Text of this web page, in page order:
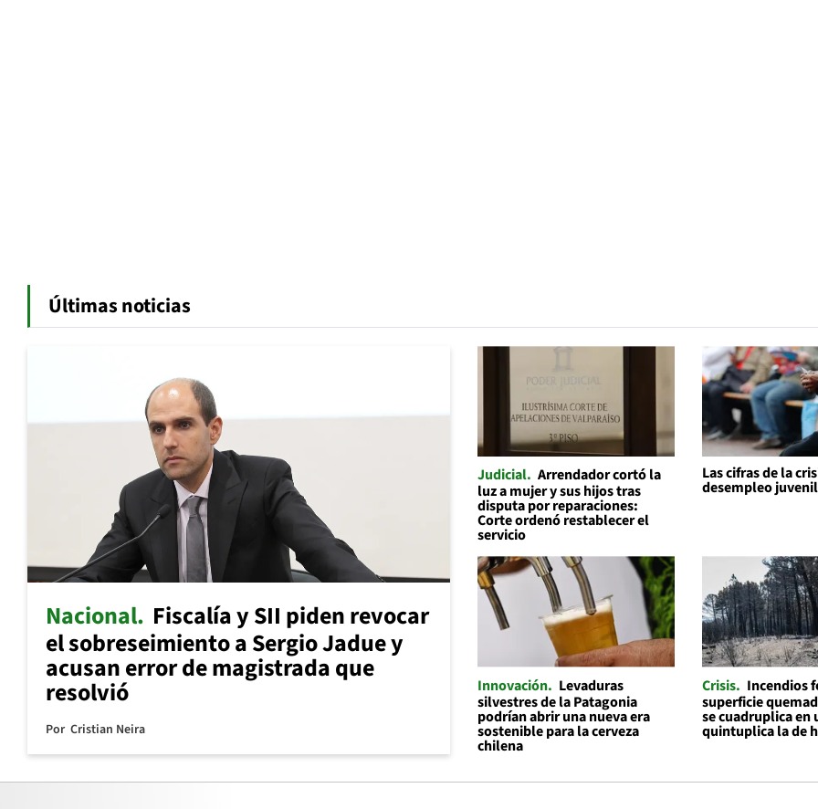
Últimas noticias
Nacional Fiscalía y SII piden revocar
el sobreseimiento a Sergio Jadue y
acusan error de magistrada que
resolvió
Por Cristian Neira
Judicial Arrendador cortó la
luz a mujer y sus hijos tras
disputa por reparaciones:
Corte ordenó restablecer el
servicio
Las cifras de la
desempleo juvenil
Innovación
Levaduras
silvestres de la Patagonia
podrían abrir una nueva era
sostenible para la cerveza
chilena
Crisis Incendios
superficie
se cuadruplica en
quintuplica la de